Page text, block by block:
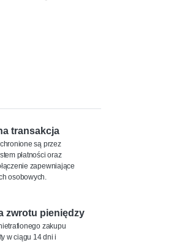
transakcja
są przez
płatności oraz
zapewniające
osobowych.
zwrotu pieniędzy
zakupu
w ciągu 14 dni i